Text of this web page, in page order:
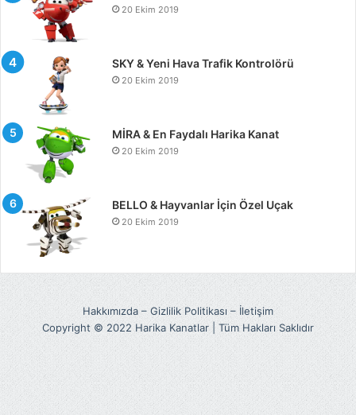
20 Ekim 2019
SKY & Yeni Hava Trafik Kontrolörü
20 Ekim 2019
MİRA & En Faydalı Harika Kanat
20 Ekim 2019
BELLO & Hayvanlar İçin Özel Uçak
20 Ekim 2019
Hakkımızda – Gizlilik Politikası – İletişim
Copyright © 2022 Harika Kanatlar | Tüm Hakları Saklıdır